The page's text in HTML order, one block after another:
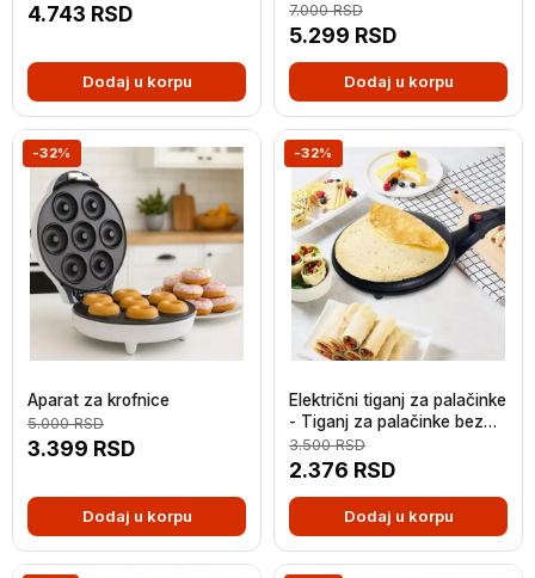
4.743 RSD
Dodaj u korpu
5.299 RSD
7.000RSD
Dodaj u korpu
-32%
Aparat za krofnice
3.399 RSD
5.000RSD
Dodaj u korpu
-32%
Električni tiganj za palačinke
- Tiganj za palačinke bez
ulja
2.376 RSD
3.500RSD
Dodaj u korpu